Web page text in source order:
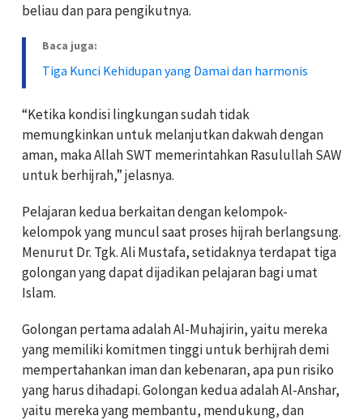
beliau dan para pengikutnya.
Baca juga:
Tiga Kunci Kehidupan yang Damai dan harmonis
“Ketika kondisi lingkungan sudah tidak
memungkinkan untuk melanjutkan dakwah dengan
aman, maka Allah SWT memerintahkan Rasulullah SAW
untuk berhijrah,” jelasnya.
Pelajaran kedua berkaitan dengan kelompok-
kelompok yang muncul saat proses hijrah berlangsung.
Menurut Dr. Tgk. Ali Mustafa, setidaknya terdapat tiga
golongan yang dapat dijadikan pelajaran bagi umat
Islam.
Golongan pertama adalah Al-Muhajirin, yaitu mereka
yang memiliki komitmen tinggi untuk berhijrah demi
mempertahankan iman dan kebenaran, apa pun risiko
yang harus dihadapi. Golongan kedua adalah Al-Anshar,
yaitu mereka yang membantu, mendukung, dan